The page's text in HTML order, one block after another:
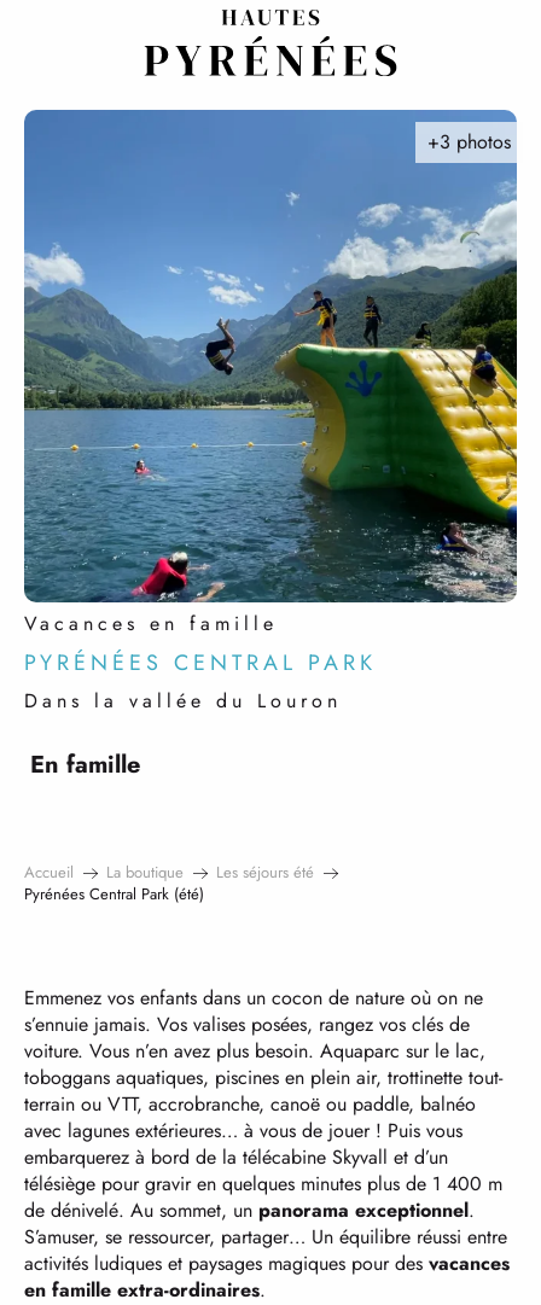
Vacances en famille
PYRÉNÉES CENTRAL PARK
Dans la vallée du Louron
+3 photos
En famille
Accueil La boutique
Les séjours été
Pyrénées Central Park (été)
Emmenez vos enfants dans un cocon de nature où on ne
s’ennuie jamais. Vos valises posées, rangez vos clés de
voiture. Vous n’en avez plus besoin. Aquaparc sur le lac,
toboggans aquatiques, piscines en plein air, trottinette tout-
terrain ou VTT, accrobranche, canoë ou paddle, balnéo
avec lagunes extérieures… à vous de jouer ! Puis vous
embarquerez à bord de la télécabine Skyvall et d’un
télésiège pour gravir en quelques minutes plus de 1 400 m
de dénivelé. Au sommet, un panorama exceptionnel.
S’amuser, se ressourcer, partager… Un équilibre réussi entre
activités ludiques et paysages magiques pour des vacances
en famille extra-ordinaires.